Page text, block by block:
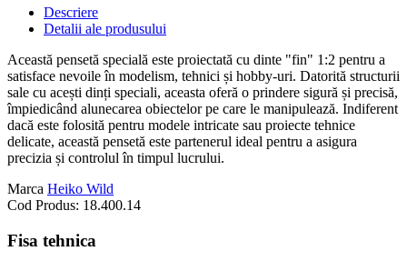
Descriere
Detalii ale produsului
Această pensetă specială este proiectată cu dinte "fin" 1:2 pentru a
satisface nevoile în modelism, tehnici și hobby-uri. Datorită structurii
sale cu acești dinți speciali, aceasta oferă o prindere sigură și precisă,
împiedicând alunecarea obiectelor pe care le manipulează. Indiferent
dacă este folosită pentru modele intricate sau proiecte tehnice
delicate, această pensetă este partenerul ideal pentru a asigura
precizia și controlul în timpul lucrului.
Marca Heiko Wild
Cod Produs: 18.400.14
Fisa tehnica